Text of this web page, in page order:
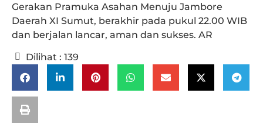
Gerakan Pramuka Asahan Menuju Jambore
Daerah XI Sumut, berakhir pada pukul 22.00 WIB
dan berjalan lancar, aman dan sukses. AR
Dilihat : 139